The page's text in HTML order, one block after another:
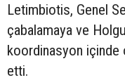
Letimbiotis, Genel
çabalamaya ve
koordinasyon içinde
etti.